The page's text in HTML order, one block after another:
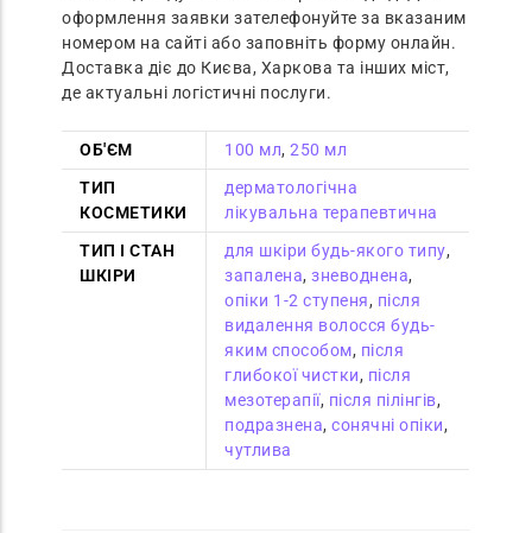
оформлення заявки зателефонуйте за вказаним
номером на сайті або заповніть форму онлайн.
Доставка діє до Києва, Харкова та інших міст,
де актуальні логістичні послуги.
ОБ'ЄМ 100 мл,250 мл
ТИП
КОСМЕТИКИ
дерматологічна
лікувальна терапевтична
ТИП І СТАН
ШКІРИ
для шкіри будь-якого типу,
запалена,зневоднена,
опіки 1-2 ступеня, після
видалення волосся будь-
яким способом, після
глибокої чистки, після
мезотерапії, після пілінгів,
подразнена,сонячні опіки,
чутлива